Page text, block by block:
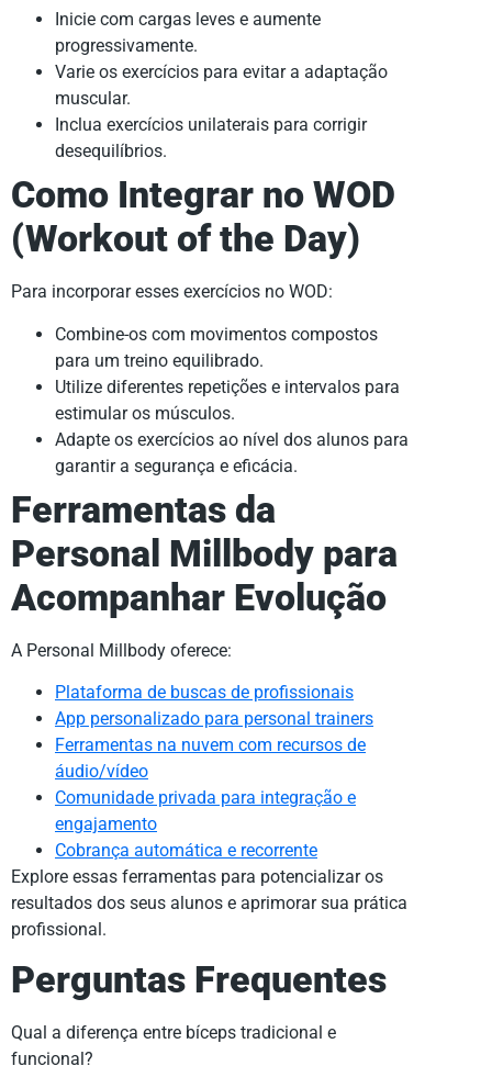
Inicie com cargas leves e aumente
progressivamente.
Varie os exercícios para evitar a adaptação
muscular.
Inclua exercícios unilaterais para corrigir
desequilíbrios.
Como Integrar no WOD
(Workout of the Day)
Para incorporar esses exercícios no WOD:
Combine-os com movimentos compostos
para um treino equilibrado.
Utilize diferentes repetições e intervalos para
estimular os músculos.
Adapte os exercícios ao nível dos alunos para
garantir a segurança e eficácia.
Ferramentas da
Personal Millbody para
Acompanhar Evolução
A Personal Millbody oferece:
Plataforma de buscas de profissionais
App personalizado para personal trainers
Ferramentas na nuvem com recursos de
áudio/vídeo
Comunidade privada para integração e
engajamento
Cobrança automática e recorrente
Explore essas ferramentas para potencializar os
resultados dos seus alunos e aprimorar sua prática
profissional.
Perguntas Frequentes
Qual a diferença entre bíceps tradicional e
funcional?